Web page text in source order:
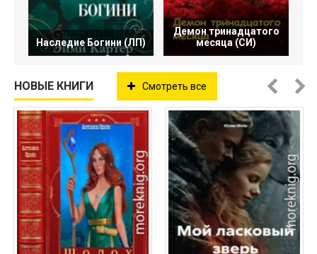
Наследие Богини (ЛП)
Демон тринадцатого
месяца (СИ)
НОВЫЕ КНИГИ Смотреть все